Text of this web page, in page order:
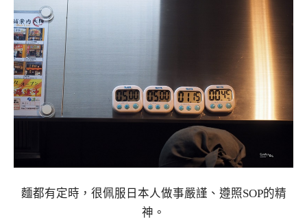
麵都有定時，很佩服日本人做事嚴謹、遵照SOP的精
神。